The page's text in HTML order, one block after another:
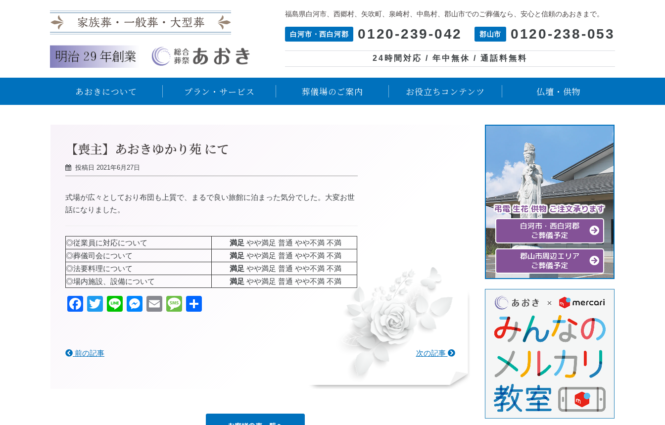
福島県白河市、西郷村、矢吹町、泉崎村、中島村、郡山市でのご葬儀なら、安心と信頼のあおきまで。
白河市・西白河郡 0120-239-042 郡山市 0120-238-053
24時間対応 / 年中無休 / 通話料無料
あおきについて プラン・サービス 葬儀場のご案内 お役立ちコンテンツ 仏壇・供物
【喪主】あおきゆかり苑 にて
投稿日 2021年6月27日
式場が広々としており布団も上質で、まるで良い旅館に泊まった気分でした。大変お世
話になりました。
◎従業員に対応について 満足 やや満足 普通 やや不満 不満
◎葬儀司会について
満足 やや満足 普通 やや不満 不満
◎法要料理について
満足 やや満足 普通 やや不満 不満
◎場内施設、設備について
満足 やや満足 普通 やや不満 不満
Facebook
Twitter
LineMessenger
EmailMessage
前の記事 次の記事
弔電 生花 供物 ご注文承ります
白河市・西白河郡
ご葬儀予定
郡山市周辺エリア
ご葬儀予定